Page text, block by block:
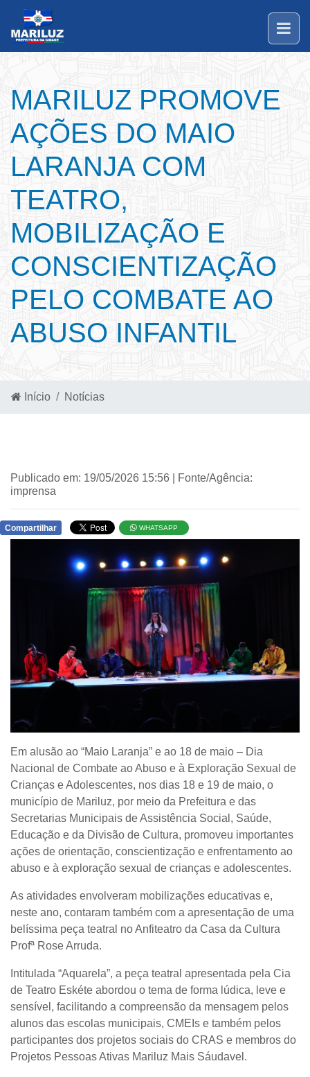
MARILUZ PROMOVE
AÇÕES DO MAIO
LARANJA COM
TEATRO,
MOBILIZAÇÃO E
CONSCIENTIZAÇÃO
PELO COMBATE AO
ABUSO INFANTIL
Início Notícias
Publicado em: 19/05/2026 15:56 | Fonte/Agência:
imprensa
Compartilhar WHATSAPP
Em alusão ao “Maio Laranja” e ao 18 de maio – Dia
Nacional de Combate ao Abuso e à Exploração Sexual de
Crianças e Adolescentes, nos dias 18 e 19 de maio, o
município de Mariluz, por meio da Prefeitura e das
Secretarias Municipais de Assistência Social, Saúde,
Educação e da Divisão de Cultura, promoveu importantes
ações de orientação, conscientização e enfrentamento ao
abuso e à exploração sexual de crianças e adolescentes.
As atividades envolveram mobilizações educativas e,
neste ano, contaram também com a apresentação de uma
belíssima peça teatral no Anfiteatro da Casa da Cultura
Profª Rose Arruda.
Intitulada “Aquarela”, a peça teatral apresentada pela Cia
de Teatro Eskéte abordou o tema de forma lúdica, leve e
sensível, facilitando a compreensão da mensagem pelos
alunos das escolas municipais, CMEIs e também pelos
participantes dos projetos sociais do CRAS e membros do
Projetos Pessoas Ativas Mariluz Mais Sáudavel.